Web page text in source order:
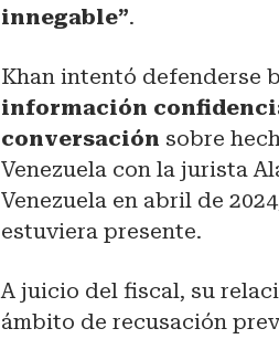
innegable”.
Khan intentó defenderse
información
conversación sobre
Venezuela con la jurista
Venezuela en abril de
estuviera presente.
A juicio del fiscal, su
ámbito de recusación